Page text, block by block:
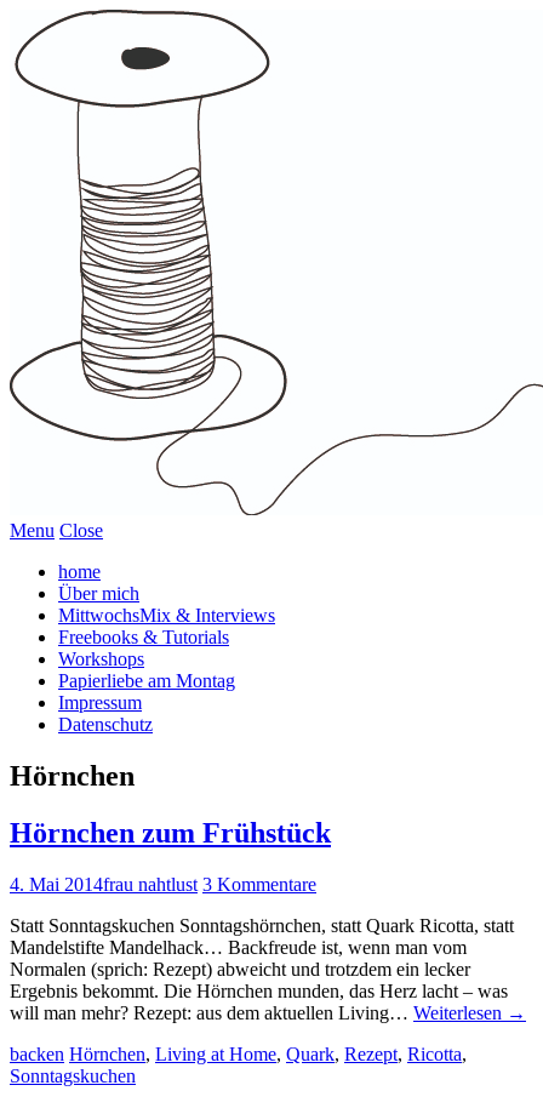
Menu Close
home
Über mich
MittwochsMix & Interviews
Freebooks & Tutorials
Workshops
Papierliebe am Montag
Impressum
Datenschutz
Hörnchen
Hörnchen zum Frühstück
4. Mai 2014frau nahtlust 3 Kommentare
Statt Sonntagskuchen Sonntagshörnchen, statt Quark Ricotta, statt
Mandelstifte Mandelhack… Backfreude ist, wenn man vom
Normalen (sprich: Rezept) abweicht und trotzdem ein lecker
Ergebnis bekommt. Die Hörnchen munden, das Herz lacht – was
will man mehr? Rezept: aus dem aktuellen Living… Weiterlesen →
backen Hörnchen, Living at Home, Quark, Rezept, Ricotta,
Sonntagskuchen